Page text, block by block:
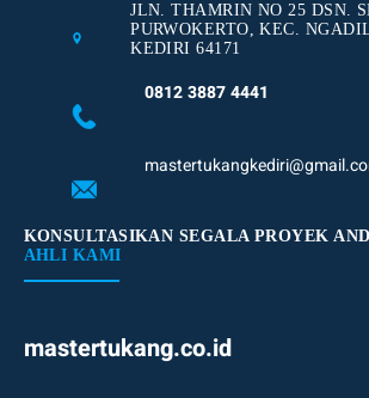
JLN. THAMRIN NO 25 DSN.
PURWOKERTO, KEC.
KEDIRI 64171
0812 3887 4441
KONSULTASIKAN SEGALA PROYEK
AHLI KAMI
mastertukang.co.id